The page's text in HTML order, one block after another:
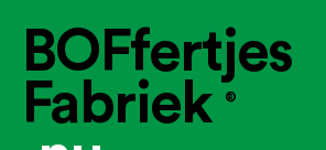
BOFfertjes
Fabriek®